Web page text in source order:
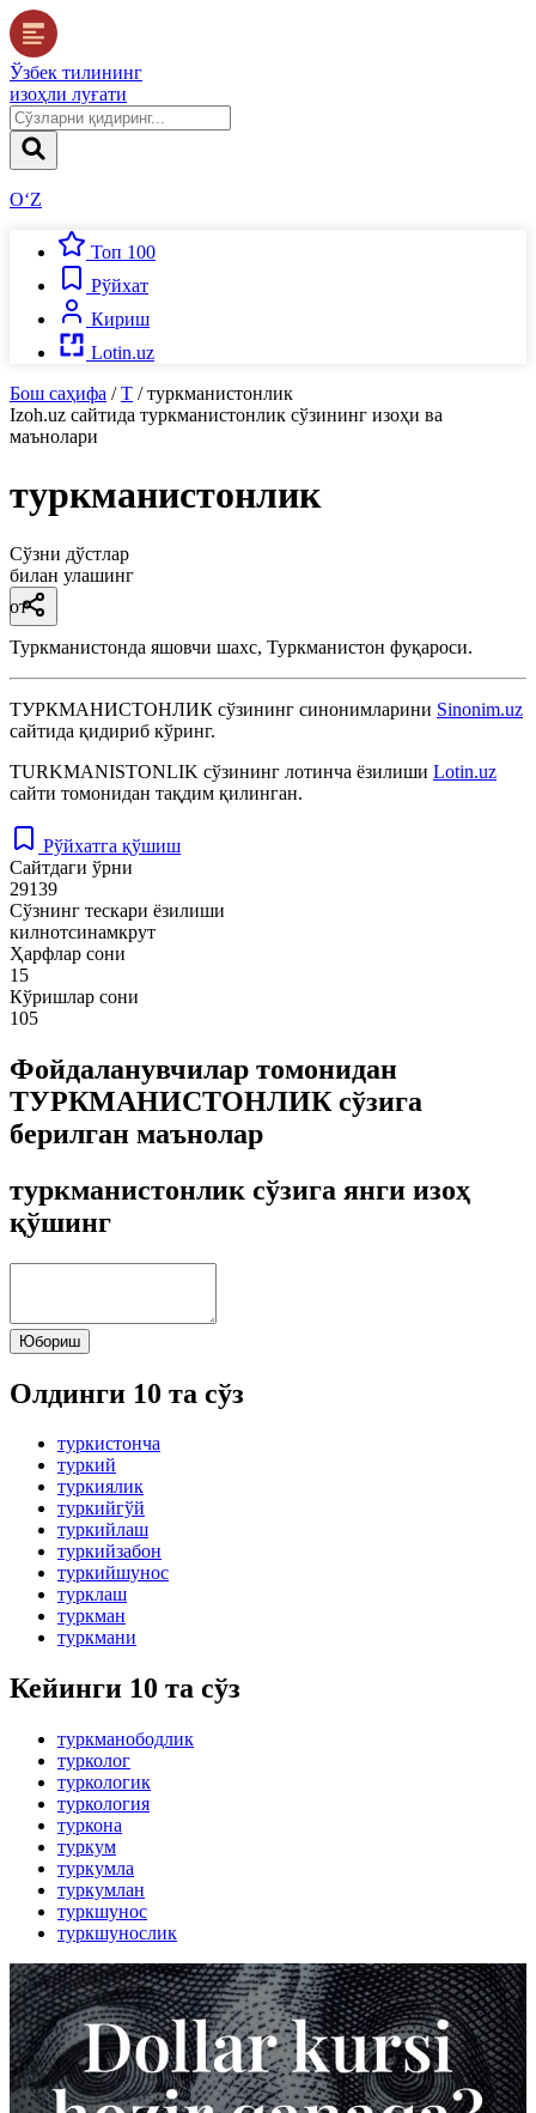
Ўзбек тилининг
изоҳли луғати
O‘Z
Топ 100
Рўйхат
Кириш
Lotin.uz
Бош саҳифа / Т / туркманистонлик
Izoh.uz сайтида туркманистонлик сўзининг изоҳи ва
маънолари
туркманистонлик
Сўзни дўстлар
билан улашинг
от
Туркманистонда яшовчи шахс, Туркманистон фуқароси.
ТУРКМАНИСТОНЛИК сўзининг синонимларини Sinonim.uz
сайтида қидириб кўринг.
TURKMANISTONLIK сўзининг лотинча ёзилиши Lotin.uz
сайти томонидан тақдим қилинган.
Рўйхатга қўшиш
Сайтдаги ўрни
29139
Сўзнинг тескари ёзилиши
килнотсинамкрут
Ҳарфлар сони
15
Кўришлар сони
105
Фойдаланувчилар томонидан
ТУРКМАНИСТОНЛИК сўзига
берилган маънолар
туркманистонлик сўзига янги изоҳ
қўшинг
Юбориш
Олдинги 10 та сўз
туркистонча
туркий
туркиялик
туркийгўй
туркийлаш
туркийзабон
туркийшунос
турклаш
туркман
туркмани
Кейинги 10 та сўз
туркманободлик
турколог
туркологик
туркология
туркона
туркум
туркумла
туркумлан
туркшунос
туркшунослик